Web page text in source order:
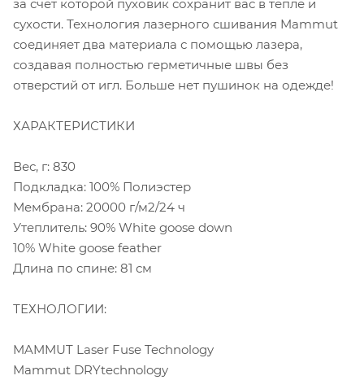
за счет которой пуховик сохранит вас в тепле и
сухости. Технология лазерного сшивания Mammut
соединяет два материала с помощью лазера,
создавая полностью герметичные швы без
отверстий от игл. Больше нет пушинок на одежде!
ХАРАКТЕРИСТИКИ
Вес, г: 830
Подкладка: 100% Полиэстер
Мембрана: 20000 г/м2/24 ч
Утеплитель: 90% White goose down
10% White goose feather
Длина по спине: 81 см
ТЕХНОЛОГИИ:
MAMMUT Laser Fuse Technology
Mammut DRYtechnology